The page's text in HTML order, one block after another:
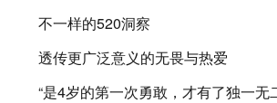
不一样的520洞察
透传更广泛意义的无畏与热爱
“是4岁的第一次勇敢，才有了独一无